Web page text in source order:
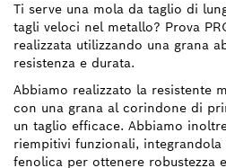
Ti serve una mola da taglio di
tagli veloci nel metallo? Prova
realizzata utilizzando una grana
resistenza e durata.
Abbiamo realizzato la resistente
con una grana al corindone di
un taglio efficace. Abbiamo
riempitivi funzionali,
fenolica per ottenere robustezza